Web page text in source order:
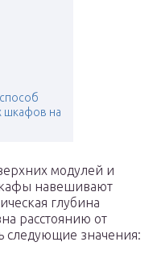
шкафов на
модулей и
навешивают
глубина
расстоянию от
следующие значения: